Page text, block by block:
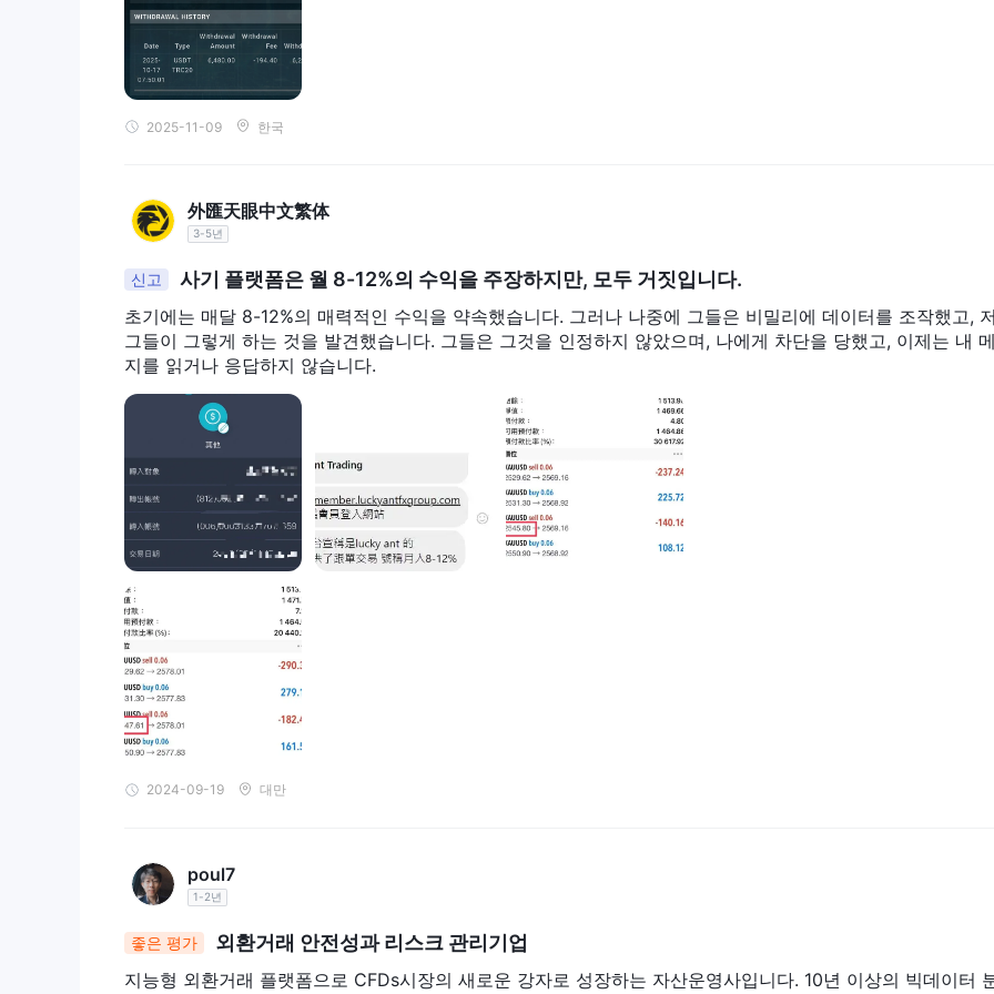
대한 투기를 할 수 있습니다.
Lucky Ant는 금 및 은의CFD 거래
니다.
수의 성과에 대해 투기할 수 있음을 의미합니다.
Lucky Ant Trading은 두 가지 주요 계정 유형을 제공합니다:
메타트레이더 계정
Lucky Ant는 MetaTrader 5와의 협력을 통해 사용자 친화적인 시장 검색, 좁은 스프레드 및 우수한 실행과 함께 다양한 도구를
에게 가장 적합합니다.
데모 계정
MetaTrader 5 플랫폼을 탐색하고 거래 전략을 테스트하며 자신감을 갖기 위한 시장에 익숙해질 수 있도록 합니다. 데모 계정은
보자나 새로운 전략을 시험해보고 실제 거래에 앞서 사용해보고자 하는 모든 사람들에게 가치 있는 도구입니다.
계정 개설 방법
Lucky Ant Trading와의 계좌 개설은 몇 가지 간단한 단계로 완료할 수 있는 간단한 과정입니다:
Lucky Ant Trading 웹 사이트 방문:Lucky Ant Trading 웹 사이트(https://luckyantfxasia.com/)로 이동합니다.
계좌 개설 옵션 찾기:"실제 계좌 열기" 또는 "데모 계좌 열기"라고 표시된 버튼이나 링크를 찾습니다. 이를 통해 계좌 개설 프로
스가 시작됩니다.
신청 양식 작성:
신청 양식에서는 일반적으로 사용자 이름, 이메일 주소, 전화번호와 같은 개인 정보를 요청합니다. 또한 KYC 규
을 준수하기 위해 신분증의 일부 형태를 제공해야 합니다.
계좌 자금 조달 (실제 계좌 전용):
Lucky Ant는 다양한 결제 방법을 제공하므로 가장 적합한 방법을 선택하십시오.
MetaTrader 5 다운로드 및 설치:
로드하고 설치합니다.
계정에 로그인:
실제 계좌를 자금 조달한 후 (데모 계좌의 경우 신청 프로세스를 완료한 후), 로그인 자격 증명을 사용하여
레버리지
Lucky Ant Trading은(는) 외환, 암호화폐 CFD, 금속 CFD 및 지수 CFD를 포함한 여러 제품에서 최대 레버리지 비율 500:1을 제
$50,000 가치의 포지션을 제어할 수 있습니다.
2025-11-09 한국
外匯天眼中文繁体
3-5년
신고 사기 플랫폼은 월 8-12%의 수익을 주장하지만, 모두 거짓입니다.
초기에는 매달 8-12%의 매력적인 수익을 약속했습니다. 그러나 나중에 그들은 비밀리에 데이터를 조작했고,
그들이 그렇게 하는 것을 발견했습니다. 그들은 그것을 인정하지 않았으며, 나에게 차단을 당했고, 이제는 내
지를 읽거나 응답하지 않습니다.
2024-09-19 대만
poul7
1-2년
좋은 평가 외환거래 안전성과 리스크 관리기업
지능형 외환거래 플랫폼으로 CFDs시장의 새로운 강자로 성장하는 자산운영사입니다. 10년 이상의 빅데이터